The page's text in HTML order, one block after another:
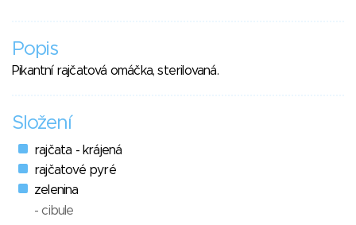
Popis
Pikantní rajčatová omáčka, sterilovaná.
Složení
rajčata - krájená
rajčatové pyré
zelenina
- cibule